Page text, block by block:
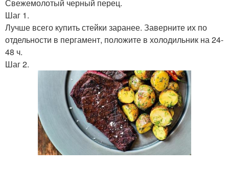
Свежемолотый черный перец.
Шаг 1.
Лучше всего купить стейки заранее. Заверните их по
отдельности в пергамент, положите в холодильник на 24-
48 ч.
Шаг 2.